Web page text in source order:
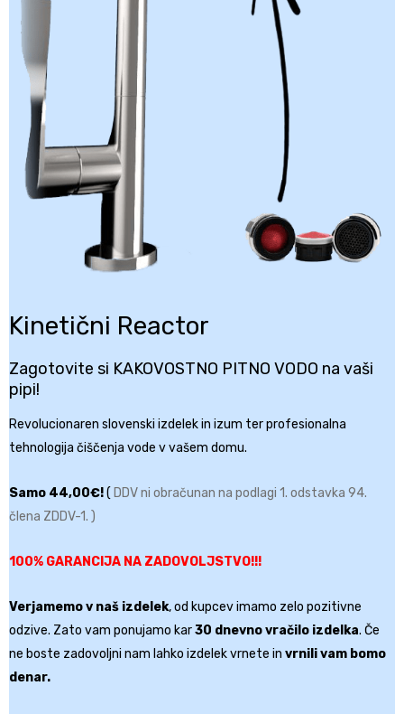
Kinetični Reactor
Zagotovite si KAKOVOSTNO PITNO VODO na vaši
pipi!
Revolucionaren slovenski izdelek in izum ter profesionalna
tehnologija čiščenja vode v vašem domu.
Samo 44,00€!( DDV ni obračunan na podlagi 1. odstavka 94.
člena ZDDV-1. )
100% GARANCIJA NA ZADOVOLJSTVO!!!
Verjamemo v naš izdelek, od kupcev imamo zelo pozitivne
odzive. Zato vam ponujamo kar30 dnevno vračilo izdelka. Če
ne boste zadovoljni nam lahko izdelek vrnete in vrnili vam bomo
denar.